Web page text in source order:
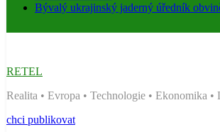
Bývalý ukrajinský jaderný úředník
RETEL
Realita • Evropa • Technologie • Ekonomika •
chci publikovat